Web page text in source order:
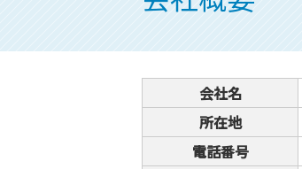
会社名
所在地
電話番号